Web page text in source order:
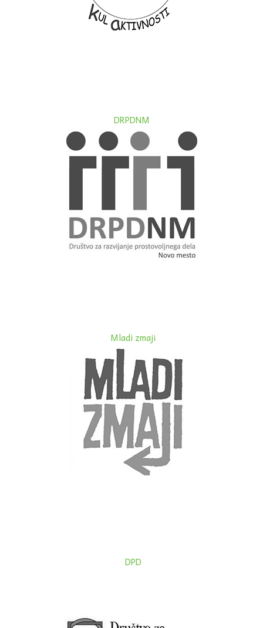
DRPDNM
Mladi zmaji
DPD